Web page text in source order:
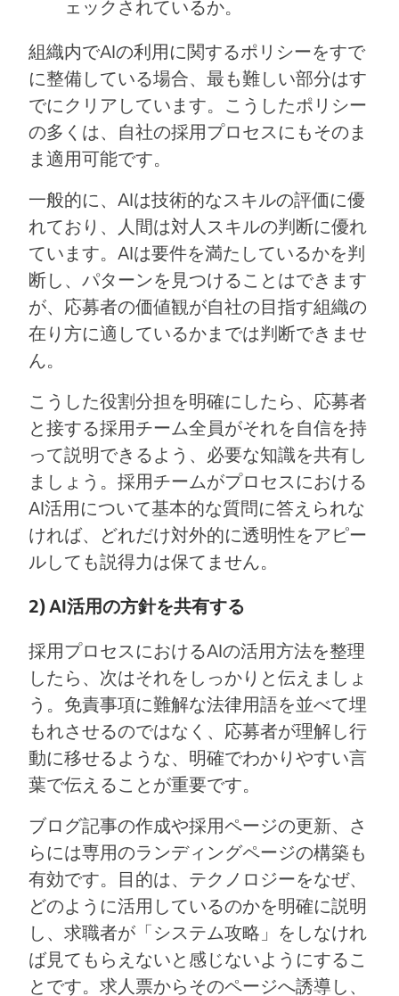
ェックされているか。
組織内でAIの利用に関するポリシーをすで
に整備している場合、最も難しい部分はす
でにクリアしています。こうしたポリシー
の多くは、自社の採用プロセスにもそのま
ま適用可能です。
一般的に、AIは技術的なスキルの評価に優
れており、人間は対人スキルの判断に優れ
ています。AIは要件を満たしているかを判
断し、パターンを見つけることはできます
が、応募者の価値観が自社の目指す組織の
在り方に適しているかまでは判断できませ
ん。
こうした役割分担を明確にしたら、応募者
と接する採用チーム全員がそれを自信を持
って説明できるよう、必要な知識を共有し
ましょう。採用チームがプロセスにおける
AI活用について基本的な質問に答えられな
ければ、どれだけ対外的に透明性をアピー
ルしても説得力は保てません。
2) AI活用の方針を共有する
採用プロセスにおけるAIの活用方法を整理
したら、次はそれをしっかりと伝えましょ
う。免責事項に難解な法律用語を並べて埋
もれさせるのではなく、応募者が理解し行
動に移せるような、明確でわかりやすい言
葉で伝えることが重要です。
ブログ記事の作成や採用ページの更新、さ
らには専用のランディングページの構築も
有効です。目的は、テクノロジーをなぜ、
どのように活用しているのかを明確に説明
し、求職者が「システム攻略」をしなけれ
ば見てもらえないと感じないようにするこ
とです。求人票からそのページへ誘導し、